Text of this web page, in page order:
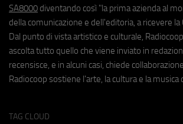
SA8000 diventando così "la prima azienda al
della comunicazione e dell'editoria, a ricevere la
Dal punto di vista artistico e culturale,
ascolta tutto quello che viene inviato in
recensisce, e in alcuni casi, chiede
Radiocoop sostiene l'arte, la cultura e la musica
TAG CLOUD